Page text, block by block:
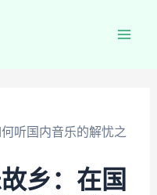
听国内音乐的解忧之
乡：在国